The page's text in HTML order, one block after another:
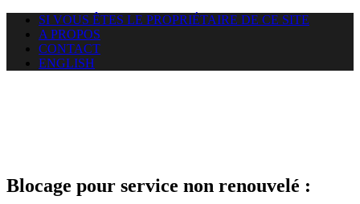
SI VOUS ÊTES LE PROPRIÉTAIRE DE CE SITE
A PROPOS
CONTACT
ENGLISH
Blocage pour service non renouvelé :